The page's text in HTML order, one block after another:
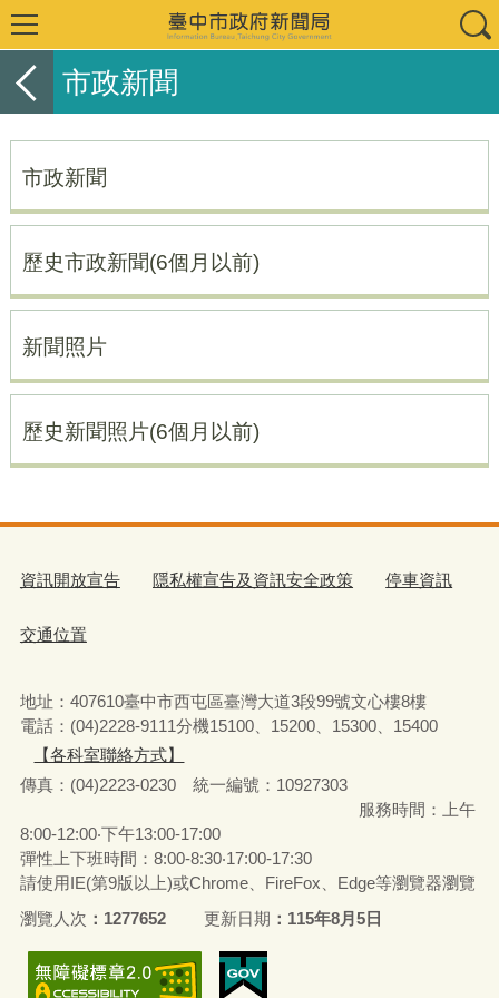
市政新聞
市政新聞
歷史市政新聞(6個月以前)
新聞照片
歷史新聞照片(6個月以前)
資訊開放宣告 隱私權宣告及資訊安全政策 停車資訊
交通位置
地址：407610臺中市西屯區臺灣大道3段99號文心樓8樓
電話：(04)2228-9111分機15100、15200、15300、15400
【各科室聯絡方式】
傳真：(04)2223-0230 統一編號 ： 10927303
服務時間：上午
8:00-12:00‧下午13:00-17:00
彈性上下班時間：8:00-8:30‧17:00-17:30
請使用IE(第9版以上)或Chrome、FireFox、Edge等瀏覽器瀏覽
瀏覽人次
1277652 更新日期 115年8月5日